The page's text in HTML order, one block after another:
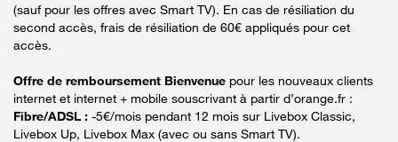
(sauf pour les offres avec Smart TV). En cas de résiliation du
second accès, frais de résiliation de 60€ appliqués pour cet
accès.
Offre de remboursement Bienvenue pour les nouveaux clients
internet et internet + mobile souscrivant à partir d’orange.fr :
Fibre/ADSL : -5€/mois pendant 12 mois sur Livebox Classic,
Livebox Up, Livebox Max (avec ou sans Smart TV).